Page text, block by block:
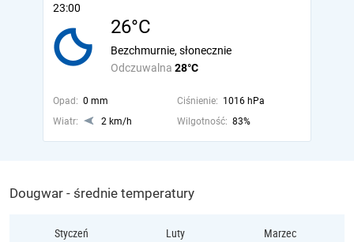
23:00
26°C
Odczuwalna 28°C
Bezchmurnie, słonecznie
Opad: 0 mm Ciśnienie: 1016 hPa
Wiatr:
2 km/h Wilgotność: 83%
Dougwar - średnie temperatury
Styczeń Luty Marzec